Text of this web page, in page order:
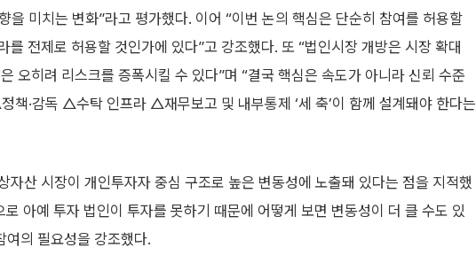
을 미치는 변화”라고 평가했다. 이어 “이번 논의 핵심은 단순히 참여를 허용할
를 전제로 허용할 것인가에 있다”고 강조했다. 또 “법인시장 개방은 시장 확대
오히려 리스크를 증폭시킬 수 있다”며 “결국 핵심은 속도가 아니라 신뢰 수준
책·감독 △수탁 인프라 △재무보고 및 내부통제 ‘세 축’이 함께 설계돼야 한다는
자산 시장이 개인투자자 중심 구조로 높은 변동성에 노출돼 있다는 점을 지적했
아예 투자 법인이 투자를 못하기 때문에 어떻게 보면 변동성이 더 클 수도 있
여의 필요성을 강조했다.